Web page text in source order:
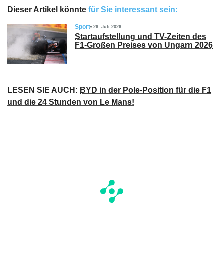
Dieser Artikel könnte für Sie interessant sein:
Sport 26. Juli 2026
Startaufstellung und TV-Zeiten des
F1-Großen Preises von Ungarn 2026
LESEN SIE AUCH: BYD in der Pole-Position für die F1
und die 24 Stunden von Le Mans!